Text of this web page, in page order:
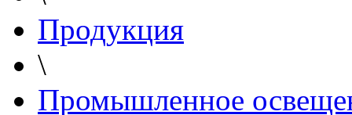
Продукция
\
Промышленное